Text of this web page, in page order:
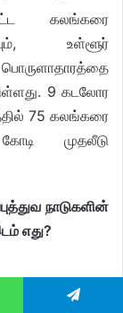
கலங்கரை
உள்ளூர்
9 கடலோர
75 கலங்கரை
முதலீடு
நாடுகளின்
எது?